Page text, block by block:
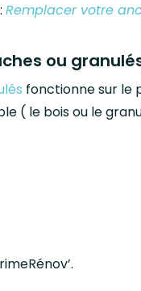
Remplacer votre
ou
fonctionne sur le
( le bois ou le